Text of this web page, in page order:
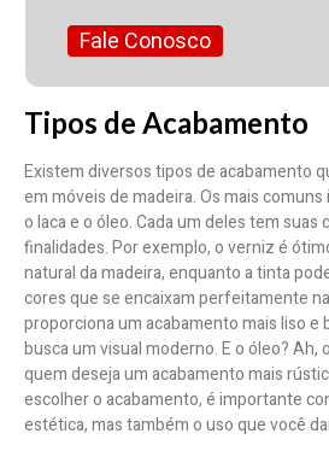
Fale Conosco
Tipos de Acabamento
Existem diversos tipos de acabamento
em móveis de madeira. Os mais
o laca e o óleo. Cada um deles tem suas
finalidades. Por exemplo, o verniz é
natural da madeira, enquanto a tinta
cores que se encaixam perfeitamente
proporciona um acabamento mais liso e
busca um visual moderno. E o óleo? Ah,
quem deseja um acabamento mais
escolher o acabamento, é importante
estética, mas também o uso que você